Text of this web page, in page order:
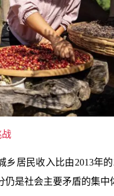
战
乡居民收入比由2013年的
是社会主要矛盾的集中